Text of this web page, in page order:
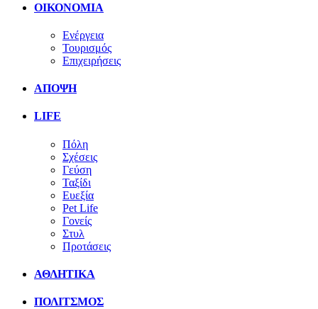
ΟΙΚΟΝΟΜΙΑ
Ενέργεια
Τουρισμός
Επιχειρήσεις
ΑΠΟΨΗ
LIFE
Πόλη
Σχέσεις
Γεύση
Ταξίδι
Ευεξία
Pet Life
Γονείς
Στυλ
Προτάσεις
ΑΘΛΗΤΙΚΑ
ΠΟΛΙΤΣΜΟΣ